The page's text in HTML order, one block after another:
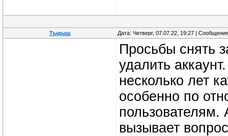
Тыдыщ Дата: Четверг, 07.07.22, 19:27 |
Просьбы снять
удалить
несколько лет
особенно по
вызывает